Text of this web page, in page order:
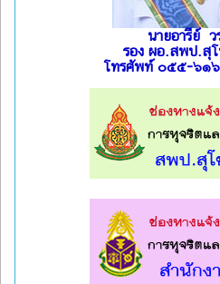
นายอารีย์
รอง ผอ.สพป.สุ
โทรศัพท์ ๐๕๕-๖๑